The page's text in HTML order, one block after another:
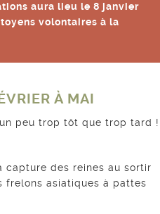
aura lieu le 8 janvier
volontaires à la
À MAI
peu trop tôt que trop tard !
capture des reines au sortir
frelons asiatiques à pattes